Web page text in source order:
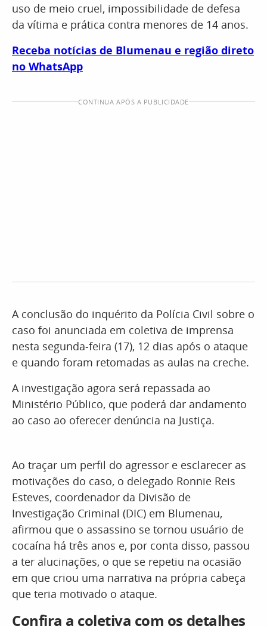
uso de meio cruel, impossibilidade de defesa
da vítima e prática contra menores de 14 anos.
Receba notícias de Blumenau e região direto
no WhatsApp
CONTINUA APÓS A PUBLICIDADE
A conclusão do inquérito da Polícia Civil sobre o
caso foi anunciada em coletiva de imprensa
nesta segunda-feira (17), 12 dias após o ataque
e quando foram retomadas as aulas na creche.
A investigação agora será repassada ao
Ministério Público, que poderá dar andamento
ao caso ao oferecer denúncia na Justiça.
Ao traçar um perfil do agressor e esclarecer as
motivações do caso, o delegado Ronnie Reis
Esteves, coordenador da Divisão de
Investigação Criminal (DIC) em Blumenau,
afirmou que o assassino se tornou usuário de
cocaína há três anos e, por conta disso, passou
a ter alucinações, o que se repetiu na ocasião
em que criou uma narrativa na própria cabeça
que teria motivado o ataque.
Confira a coletiva com os detalhes